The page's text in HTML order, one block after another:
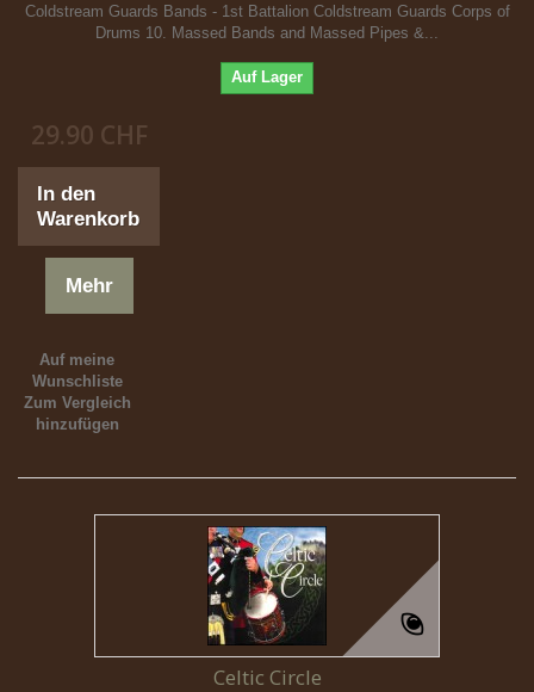
Coldstream Guards Bands - 1st Battalion Coldstream Guards Corps of
Drums 10. Massed Bands and Massed Pipes &...
Auf Lager
29.90 CHF
In den
Warenkorb
Mehr
Auf meine
Wunschliste
Zum Vergleich
hinzufügen
Celtic Circle